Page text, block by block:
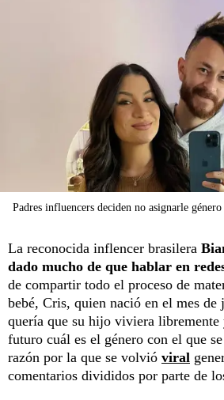
Padres influencers deciden no asignarle género
La reconocida inflencer brasilera
dado mucho de que hablar en
de compartir todo el proceso de
bebé, Cris, quien nació en el mes
quería que su hijo viviera libremente
futuro cuál es el género con el que
razón por la que se volvió viral
comentarios divididos por parte de